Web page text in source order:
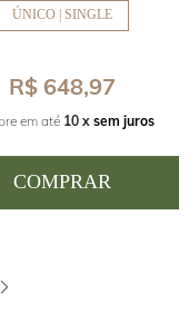
ÚNICO | SINGLE
R$ 648,97
em até 10 x sem juros
COMPRAR